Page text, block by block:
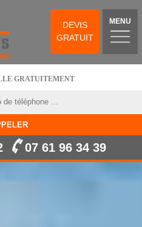
DEVIS
GRATUIT
MENU
GRATUITEMENT
07 61 96 34 39